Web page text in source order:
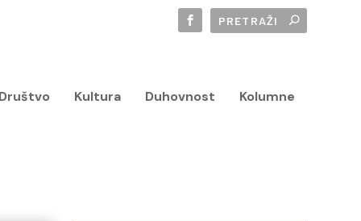
Kultura Duhovnost Kolumne